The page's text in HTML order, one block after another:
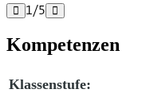
 1/5 
Kompetenzen
Klassenstufe: